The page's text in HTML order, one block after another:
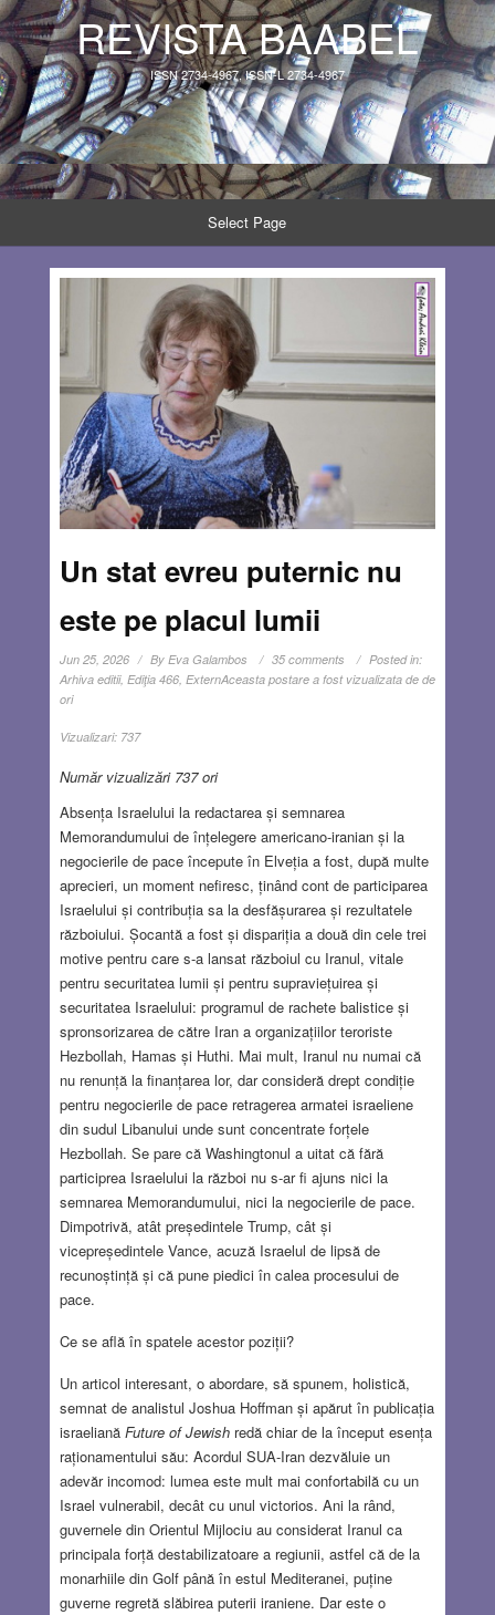
REVISTA BAABEL
ISSN 2734-4967, ISSN-L 2734-4967
Select Page
Un stat evreu puternic nu
este pe placul lumii
Jun 25, 2026 By Eva Galambos 35 comments
Posted in:
Arhiva editii, Ediţia 466, ExternAceasta postare a fost vizualizata de de
ori
Vizualizari: 737
Număr vizualizări 737 ori
Absența Israelului la redactarea și semnarea
Memorandumului de înțelegere americano-iranian și la
negocierile de pace începute în Elveția a fost, după multe
aprecieri, un moment nefiresc, ținând cont de participarea
Israelului și contribuția sa la desfășurarea și rezultatele
războiului. Șocantă a fost și dispariția a două din cele trei
motive pentru care s-a lansat războiul cu Iranul, vitale
pentru securitatea lumii și pentru supraviețuirea și
securitatea Israelului: programul de rachete balistice și
spronsorizarea de către Iran a organizațiilor teroriste
Hezbollah, Hamas și Huthi. Mai mult, Iranul nu numai că
nu renunță la finanțarea lor, dar consideră drept condiție
pentru negocierile de pace retragerea armatei israeliene
din sudul Libanului unde sunt concentrate forțele
Hezbollah. Se pare că Washingtonul a uitat că fără
participrea Israelului la război nu s-ar fi ajuns nici la
semnarea Memorandumului, nici la negocierile de pace.
Dimpotrivă, atât președintele Trump, cât și
vicepreședintele Vance, acuză Israelul de lipsă de
recunoștință și că pune piedici în calea procesului de
pace.
Ce se află în spatele acestor poziții?
Un articol interesant, o abordare, să spunem, holistică,
semnat de analistul Joshua Hoffman și apărut în publicația
israeliană Future of Jewishredă chiar de la început esența
raționamentului său: Acordul SUA-Iran dezvăluie un
adevăr incomod: lumea este mult mai confortabilă cu un
Israel vulnerabil, decât cu unul victorios. Ani la rând,
guvernele din Orientul Mijlociu au considerat Iranul ca
principala forță destabilizatoare a regiunii, astfel că de la
monarhiile din Golf până în estul Mediteranei, puține
guverne regretă slăbirea puterii iraniene. Dar este o